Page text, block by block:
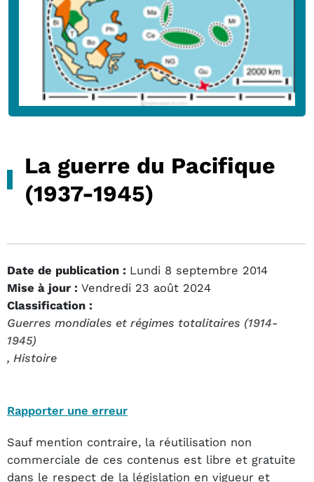
La guerre du Pacifique
(1937-1945)
Date de publication : Lundi 8 septembre 2014
Mise à jour : Vendredi 23 août 2024
Classification :
Guerres mondiales et régimes totalitaires (1914-
1945)
, Histoire
Rapporter une erreur
Sauf mention contraire, la réutilisation non
commerciale de ces contenus est libre et gratuite
dans le respect de la législation en vigueur et